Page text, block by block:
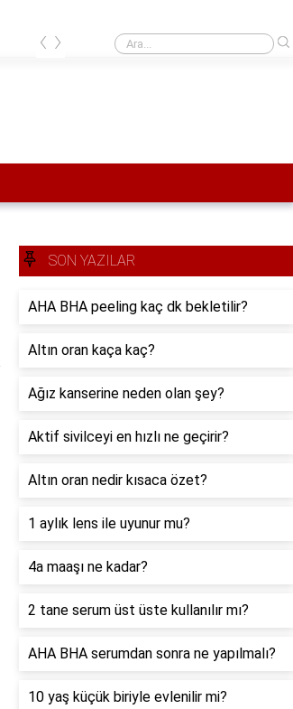
Gaz ve debriyaja aynı anda basılırsa ne
‹ ›
SON YAZILAR
AHA BHA peeling kaç dk bekletilir?
Altın oran kaça kaç?
Ağız kanserine neden olan şey?
Aktif sivilceyi en hızlı ne geçirir?
Altın oran nedir kısaca özet?
1 aylık lens ile uyunur mu?
4a maaşı ne kadar?
2 tane serum üst üste kullanılır mı?
AHA BHA serumdan sonra ne yapılmalı?
10 yaş küçük biriyle evlenilir mi?